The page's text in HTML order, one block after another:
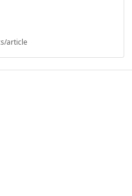
article